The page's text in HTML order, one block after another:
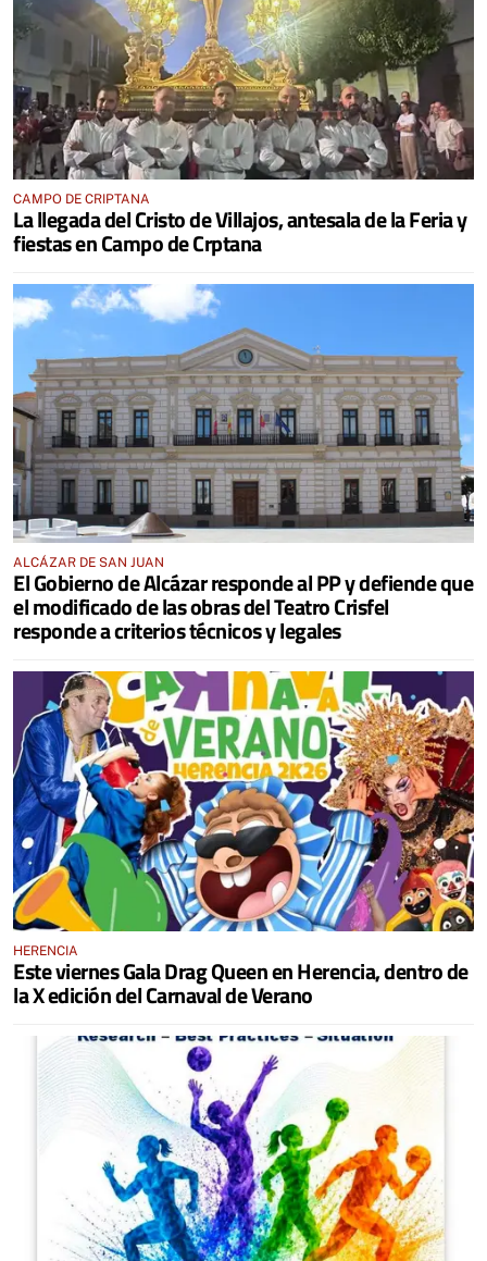
CAMPO DE CRIPTANA
La llegada del Cristo de Villajos, antesala de la Feria y
fiestas en Campo de Crptana
ALCÁZAR DE SAN JUAN
El Gobierno de Alcázar responde al PP y defiende que
el modificado de las obras del Teatro Crisfel
responde a criterios técnicos y legales
HERENCIA
Este viernes Gala Drag Queen en Herencia, dentro de
la X edición del Carnaval de Verano